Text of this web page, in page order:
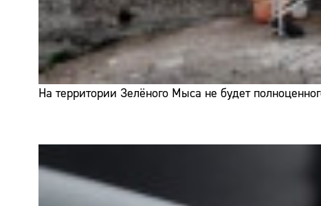
На территории Зелёного Мыса не будет